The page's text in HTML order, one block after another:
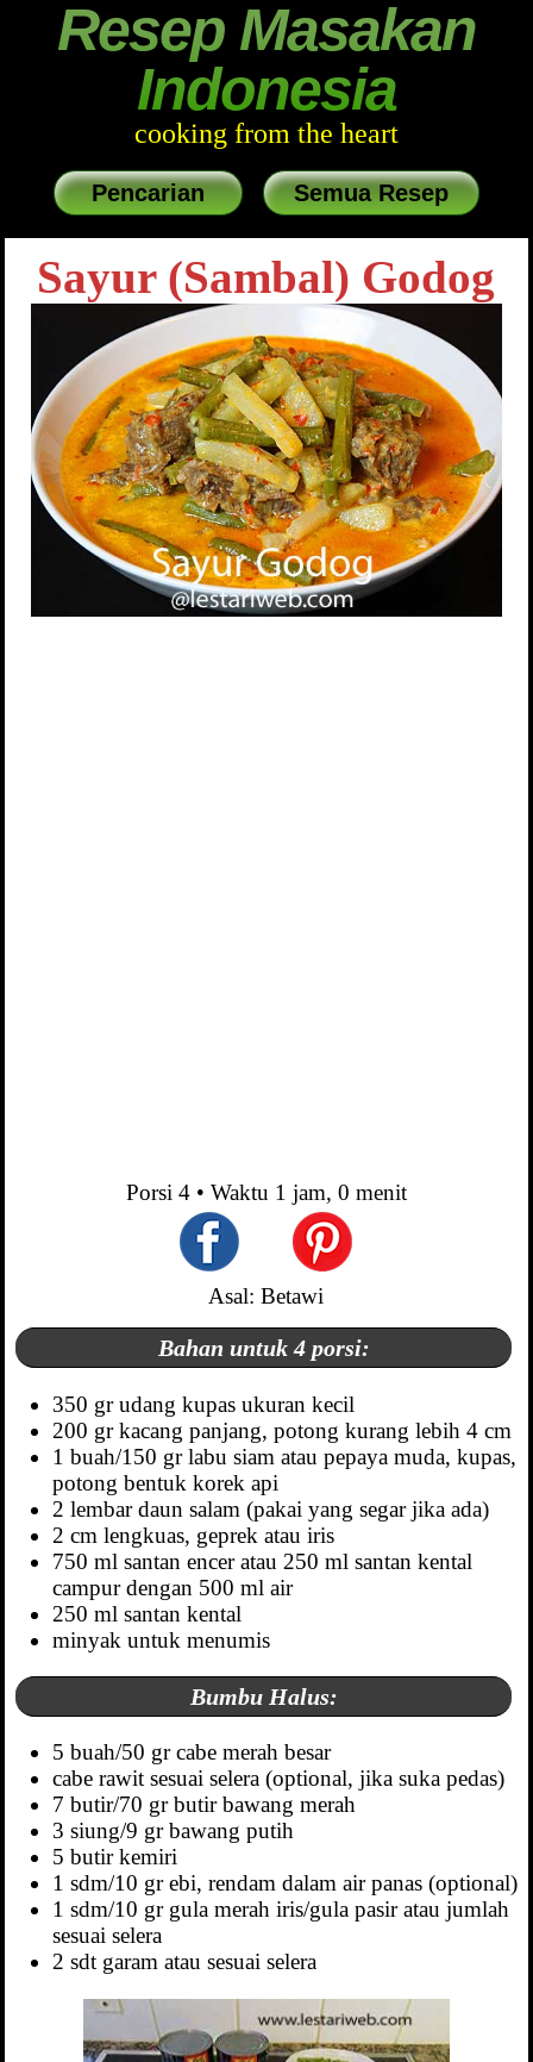
Resep Masakan
Indonesia
cooking from the heart
Pencarian Semua Resep
Sayur (Sambal) Godog
Porsi 4• Waktu 1 jam, 0 menit
Asal: Betawi
Bahan untuk 4 porsi:
350 gr udang kupas ukuran kecil
200 gr kacang panjang, potong kurang lebih 4 cm
1 buah/150 gr labu siam atau pepaya muda, kupas,
potong bentuk korek api
2 lembar daun salam (pakai yang segar jika ada)
2 cm lengkuas, geprek atau iris
750 ml santan encer atau 250 ml santan kental
campur dengan 500 ml air
250 ml santan kental
minyak untuk menumis
Bumbu Halus:
5 buah/50 gr cabe merah besar
cabe rawit sesuai selera (optional, jika suka pedas)
7 butir/70 gr butir bawang merah
3 siung/9 gr bawang putih
5 butir kemiri
1 sdm/10 gr ebi, rendam dalam air panas (optional)
1 sdm/10 gr gula merah iris/gula pasir atau jumlah
sesuai selera
2 sdt garam atau sesuai selera